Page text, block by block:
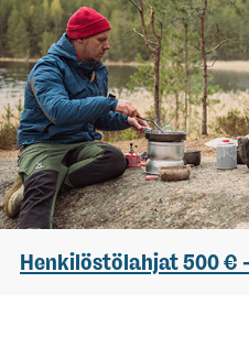
Henkilöstölahjat 500 €